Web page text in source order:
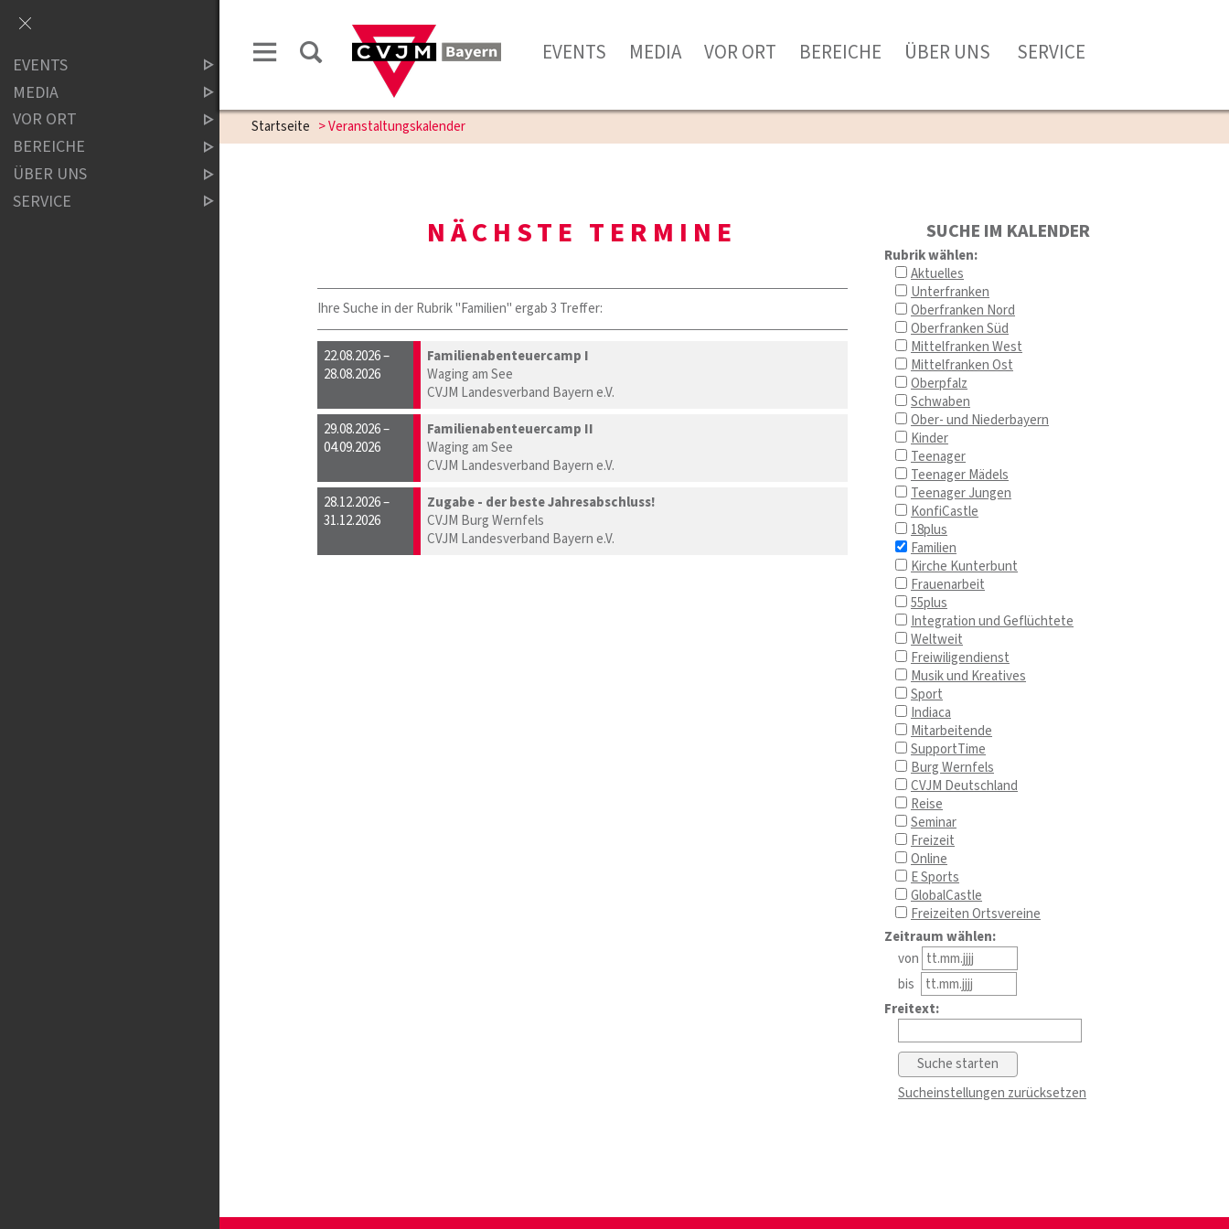
EVENTS MEDIA VOR ORT BEREICHE ÜBER UNS SERVICE
Startseite > Veranstaltungskalender
NÄCHSTE TERMINE SUCHE IM KALENDER
Rubrik wählen:
Aktuelles
Unterfranken
Oberfranken Nord
Oberfranken Süd
Mittelfranken West
Mittelfranken Ost
Oberpfalz
Schwaben
Ober- und Niederbayern
Kinder
Teenager
Teenager Mädels
Teenager Jungen
KonfiCastle
18plus
Familien
Kirche Kunterbunt
Frauenarbeit
55plus
Integration und Geflüchtete
Weltweit
Freiwiligendienst
Musik und Kreatives
Sport
Indiaca
Mitarbeitende
SupportTime
Burg Wernfels
CVJM Deutschland
Reise
Seminar
Freizeit
Online
E Sports
GlobalCastle
Freizeiten Ortsvereine
Zeitraum wählen:
von
bis
Freitext:
Sucheinstellungen zurücksetzen
Ihre Suche in der Rubrik "Familien" ergab 3 Treffer:
22.08.2026 –
28.08.2026
Familienabenteuercamp I
Waging am See
CVJM Landesverband Bayern e.V.
29.08.2026 –
04.09.2026
Familienabenteuercamp II
Waging am See
CVJM Landesverband Bayern e.V.
28.12.2026 –
31.12.2026
Zugabe - der beste Jahresabschluss!
CVJM Burg Wernfels
CVJM Landesverband Bayern e.V.
EVENTS
MEDIA
VOR ORT
BEREICHE
ÜBER UNS
SERVICE